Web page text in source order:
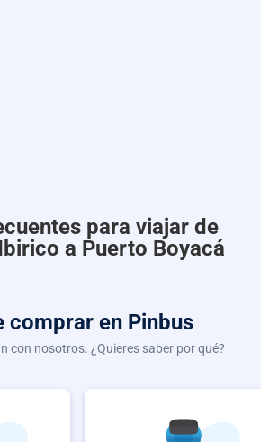
para viajar de
a Puerto Boyacá
comprar en Pinbus
con nosotros. ¿Quieres saber por qué?